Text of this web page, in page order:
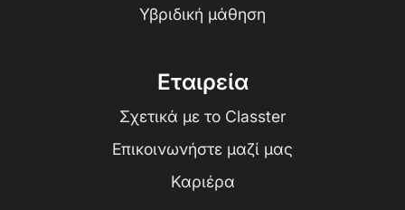
Υβριδική μάθηση
Εταιρεία
Σχετικά με το Classter
Επικοινωνήστε μαζί μας
Καριέρα